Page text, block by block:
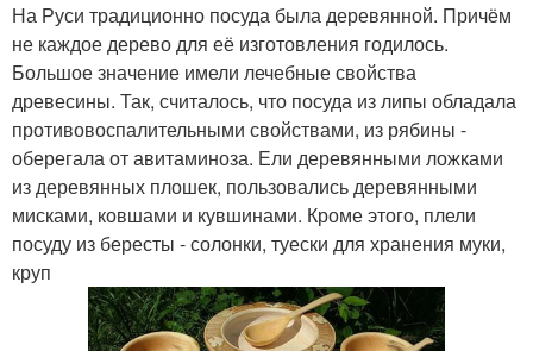
На Руси традиционно посуда была деревянной. Причём
не каждое дерево для её изготовления годилось.
Большое значение имели лечебные свойства
древесины. Так, считалось, что посуда из липы обладала
противовоспалительными свойствами, из рябины -
оберегала от авитаминоза. Ели деревянными ложками
из деревянных плошек, пользовались деревянными
мисками, ковшами и кувшинами. Кроме этого, плели
посуду из бересты - солонки, туески для хранения муки,
круп